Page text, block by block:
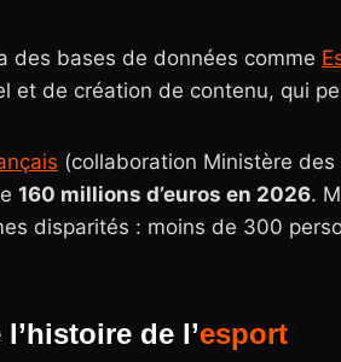
des bases de données comme
et de création de contenu, qui
(collaboration Ministère des
160 millions d’euros en 2026.
disparités : moins de 300
de l’esport